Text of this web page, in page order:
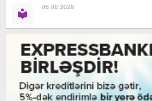
06.08.2026